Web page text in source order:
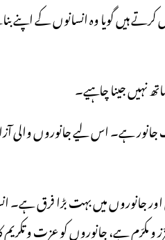
ہیں گویا وہ انسانوں کے
نہیں جینا چاہیے۔
ہے۔ اس لیے جانوروں والی
جانوروں میں بہت بڑا فرق ہے۔
مکرّم ہے، جانوروں کو عزت و تکریم